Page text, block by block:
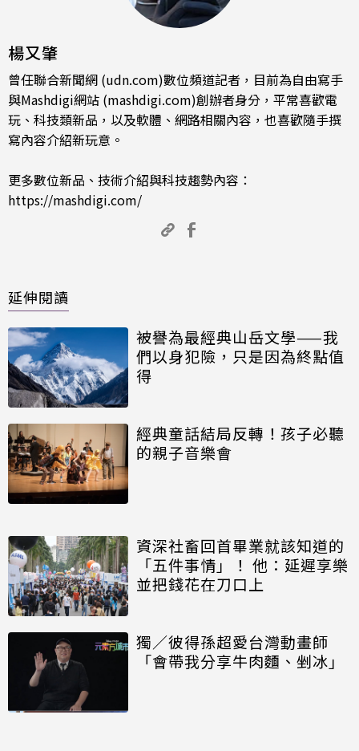
楊又肇
曾任聯合新聞網 (udn.com)數位頻道記者，目前為自由寫手
與Mashdigi網站 (mashdigi.com)創辦者身分，平常喜歡電
玩、科技類新品，以及軟體、網路相關內容，也喜歡隨手撰
寫內容介紹新玩意。
更多數位新品、技術介紹與科技趨勢內容：
https://mashdigi.com/
延伸閱讀
被譽為最經典山岳文學——我
們以身犯險，只是因為終點值
得
經典童話結局反轉！孩子必聽
的親子音樂會
資深社畜回首畢業就該知道的
「五件事情」！ 他：延遲享樂
並把錢花在刀口上
獨／彼得孫超愛台灣動畫師
「會帶我分享牛肉麵、剉冰」